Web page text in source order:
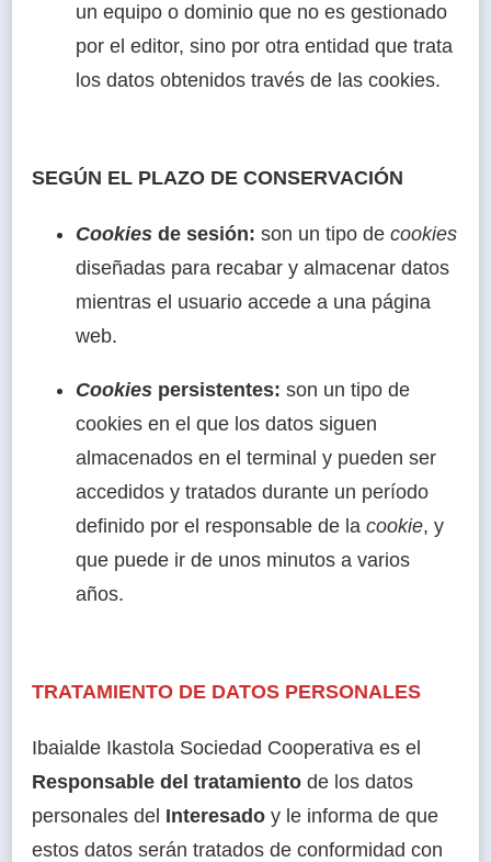
un equipo o dominio que no es gestionado
por el editor, sino por otra entidad que trata
los datos obtenidos través de las cookies.
SEGÚN EL PLAZO DE CONSERVACIÓN
Cookies de sesión: son un tipo de cookies
diseñadas para recabar y almacenar datos
mientras el usuario accede a una página
web.
Cookies persistentes: son un tipo de
cookies en el que los datos siguen
almacenados en el terminal y pueden ser
accedidos y tratados durante un período
definido por el responsable de la cookie, y
que puede ir de unos minutos a varios
años.
TRATAMIENTO DE DATOS PERSONALES
Ibaialde Ikastola Sociedad Cooperativa es el
Responsable del tratamiento de los datos
personales del Interesado y le informa de que
estos datos serán tratados de conformidad con